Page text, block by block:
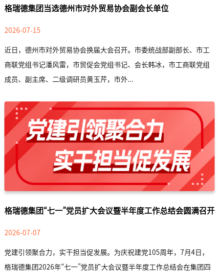
格瑞德集团当选德州市对外贸易协会副会长单位
2026-07-15
近日，德州市对外贸易协会换届大会召开。市委统战部副部长、市工
商联党组书记潘风雷，市贸促会党组书记、会长韩冰，市工商联党组
成员、副主席、二级调研员黄玉芹，市外...
格瑞德集团“七一”党员扩大会议暨半年度工作总结会圆满召开
2026-07-07
党建引领聚合力，实干担当促发展。为庆祝建党105周年，7月4日，
格瑞德集团2026年“七一”党员扩大会议暨半年度工作总结会在集团四